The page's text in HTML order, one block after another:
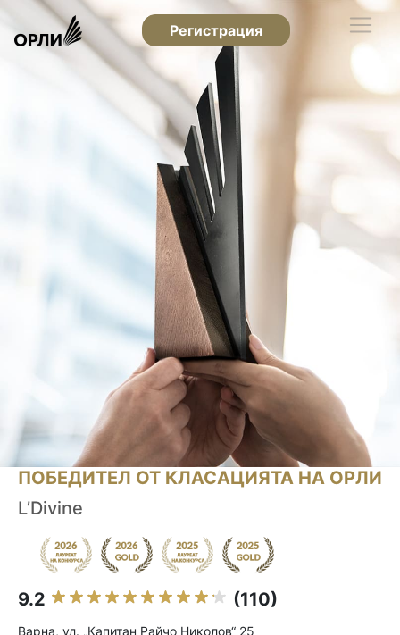
Регистрация
ПОБЕДИТЕЛ ОТ КЛАСАЦИЯТА НА ОРЛИ
L’Divine
9.2 (110)
Варна, ул. „Капитан Райчо Николов“ 25